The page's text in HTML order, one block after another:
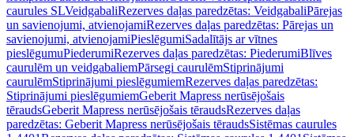
caurules SLVeidgabaliRezerves daļas paredzētas: VeidgabaliPārejas
un savienojumi, atvienojamiRezerves daļas paredzētas: Pārejas un
savienojumi, atvienojamiPieslēgumiSadalītājs ar vītnes
pieslēgumuPiederumiRezerves daļas paredzētas: PiederumiBlīves
caurulēm un veidgabaliemPārsegi caurulēmStiprinājumi
caurulēmStiprinājumi pieslēgumiemRezerves daļas paredzētas:
Stiprinājumi pieslēgumiemGeberit Mapress nerūsējošais
tēraudsGeberit Mapress nerūsējošais tēraudsRezerves daļas
paredzētas: Geberit Mapress nerūsējošais tēraudsSistēmas caurules